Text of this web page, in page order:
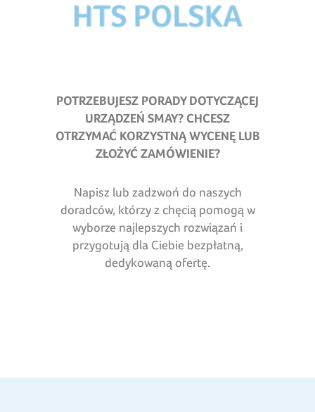
POTRZEBUJESZ PORADY DOTYCZĄCEJ
URZĄDZEŃ SMAY? CHCESZ
OTRZYMAĆ KORZYSTNĄ WYCENĘ LUB
ZŁOŻYĆ ZAMÓWIENIE?
Napisz lub zadzwoń do naszych
doradców, którzy z chęcią pomogą w
wyborze najlepszych rozwiązań i
przygotują dla Ciebie bezpłatną,
dedykowaną ofertę.